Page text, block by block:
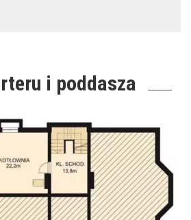
i poddasza